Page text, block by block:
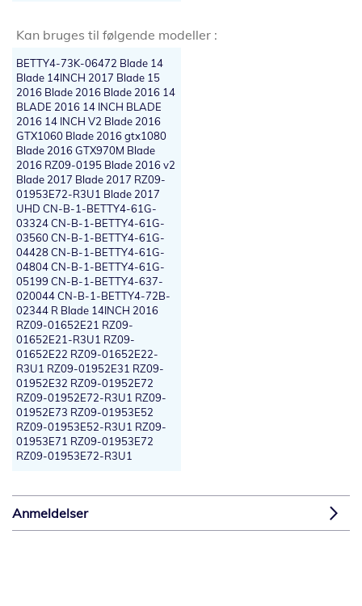
Kan bruges til følgende modeller :
BETTY4-73K-06472 Blade 14
Blade 14INCH 2017 Blade 15
2016 Blade 2016 Blade 2016 14
BLADE 2016 14 INCH BLADE
2016 14 INCH V2 Blade 2016
GTX1060 Blade 2016 gtx1080
Blade 2016 GTX970M Blade
2016 RZ09-0195 Blade 2016 v2
Blade 2017 Blade 2017 RZ09-
01953E72-R3U1 Blade 2017
UHD CN-B-1-BETTY4-61G-
03324 CN-B-1-BETTY4-61G-
03560 CN-B-1-BETTY4-61G-
04428 CN-B-1-BETTY4-61G-
04804 CN-B-1-BETTY4-61G-
05199 CN-B-1-BETTY4-637-
020044 CN-B-1-BETTY4-72B-
02344 R Blade 14INCH 2016
RZ09-01652E21 RZ09-
01652E21-R3U1 RZ09-
01652E22 RZ09-01652E22-
R3U1 RZ09-01952E31 RZ09-
01952E32 RZ09-01952E72
RZ09-01952E72-R3U1 RZ09-
01952E73 RZ09-01953E52
RZ09-01953E52-R3U1 RZ09-
01953E71 RZ09-01953E72
RZ09-01953E72-R3U1
Anmeldelser